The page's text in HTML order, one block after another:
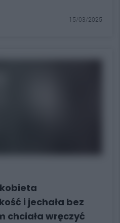
15/03/2025
i jechała bez
chciała wręczyć